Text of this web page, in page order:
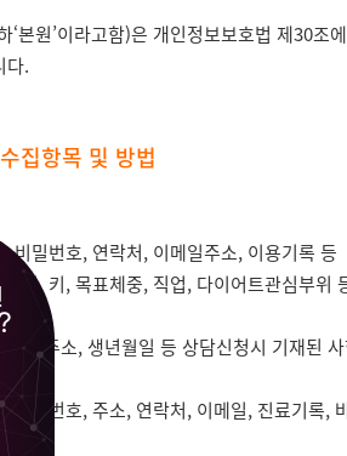
방줄기세포센터 오픈
‘본원’이라고함)은 개인정보보호법 제30
다.
집항목 및 방법
, 비밀번호, 연락처, 이메일주소, 이용기록 등
일, 키, 목표체중, 직업, 다이어트관심부위
메일주소, 생년월일 등 상담신청시 기재된
주민번호, 주소, 연락처, 이메일, 진료기록,